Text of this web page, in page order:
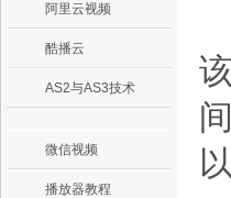
阿里云视频
酷播云
AS2与AS3技术
微信视频
播放器教程